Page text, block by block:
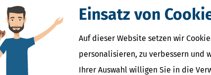
Einsatz von
Auf dieser Website setzen wir
personalisieren, zu verbessern und
Ihrer Auswahl willigen Sie in die
dass Sie tatsächlich Steuern zahlen müssen: Denn
dürfen.
bezahlen?
hängt davon ab,